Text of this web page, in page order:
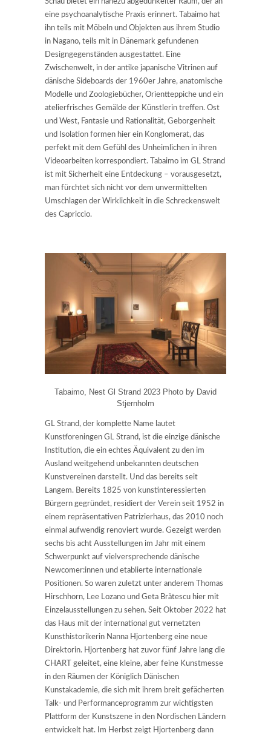
eine psychoanalytische Praxis erinnert. Tabaimo hat
ihn teils mit Möbeln und Objekten aus ihrem Studio
in Nagano, teils mit in Dänemark gefundenen
Designgegenständen ausgestattet. Eine
Zwischenwelt, in der antike japanische Vitrinen auf
dänische Sideboards der 1960er Jahre, anatomische
Modelle und Zoologiebücher, Orientteppiche und ein
atelierfrisches Gemälde der Künstlerin treffen. Ost
und West, Fantasie und Rationalität, Geborgenheit
und Isolation formen hier ein Konglomerat, das
perfekt mit dem Gefühl des Unheimlichen in ihren
Videoarbeiten korrespondiert. Tabaimo im GL Strand
ist mit Sicherheit eine Entdeckung – vorausgesetzt,
man fürchtet sich nicht vor dem unvermittelten
Umschlagen der Wirklichkeit in die Schreckenswelt
des Capriccio.
Tabaimo, Nest Gl Strand 2023 Photo by David
Stjernholm
GL Strand, der komplette Name lautet
Kunstforeningen GL Strand, ist die einzige dänische
Institution, die ein echtes Äquivalent zu den im
Ausland weitgehend unbekannten deutschen
Kunstvereinen darstellt. Und das bereits seit
Langem. Bereits 1825 von kunstinteressierten
Bürgern gegründet, residiert der Verein seit 1952 in
einem repräsentativen Patrizierhaus, das 2010 noch
einmal aufwendig renoviert wurde. Gezeigt werden
sechs bis acht Ausstellungen im Jahr mit einem
Schwerpunkt auf vielversprechende dänische
Newcomer:innen und etablierte internationale
Positionen. So waren zuletzt unter anderem Thomas
Hirschhorn, Lee Lozano und Geta Brătescu hier mit
Einzelausstellungen zu sehen. Seit Oktober 2022 hat
das Haus mit der international gut vernetzten
Kunsthistorikerin Nanna Hjortenberg eine neue
Direktorin. Hjortenberg hat zuvor fünf Jahre lang die
CHART geleitet, eine kleine, aber feine Kunstmesse
in den Räumen der Königlich Dänischen
Kunstakademie, die sich mit ihrem breit gefächerten
Talk- und Performanceprogramm zur wichtigsten
Plattform der Kunstszene in den Nordischen Ländern
entwickelt hat. Im Herbst zeigt Hjortenberg dann